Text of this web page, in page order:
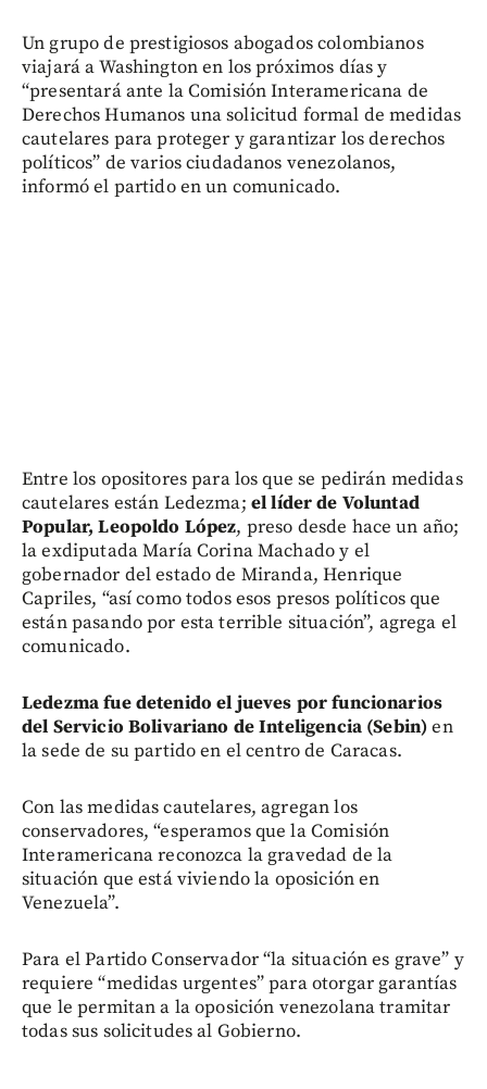
Un grupo de prestigiosos abogados colombianos
viajará a Washington en los próximos días y
“presentará ante la Comisión Interamericana de
Derechos Humanos una solicitud formal de medidas
cautelares para proteger y garantizar los derechos
políticos” de varios ciudadanos venezolanos,
informó el partido en un comunicado.
Entre los opositores para los que se pedirán medidas
cautelares están Ledezma; el líder de Voluntad
Popular, Leopoldo López, preso desde hace un año;
la exdiputada María Corina Machado y el
gobernador del estado de Miranda, Henrique
Capriles, “así como todos esos presos políticos que
están pasando por esta terrible situación”, agrega el
comunicado.
Ledezma fue detenido el jueves por funcionarios
del Servicio Bolivariano de Inteligencia (Sebin)en
la sede de su partido en el centro de Caracas.
Con las medidas cautelares, agregan los
conservadores, “esperamos que la Comisión
Interamericana reconozca la gravedad de la
situación que está viviendo la oposición en
Venezuela”.
Para el Partido Conservador “la situación es grave” y
requiere “medidas urgentes” para otorgar garantías
que le permitan a la oposición venezolana tramitar
todas sus solicitudes al Gobierno.